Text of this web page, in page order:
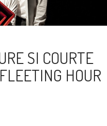
SI COURTE
HOUR